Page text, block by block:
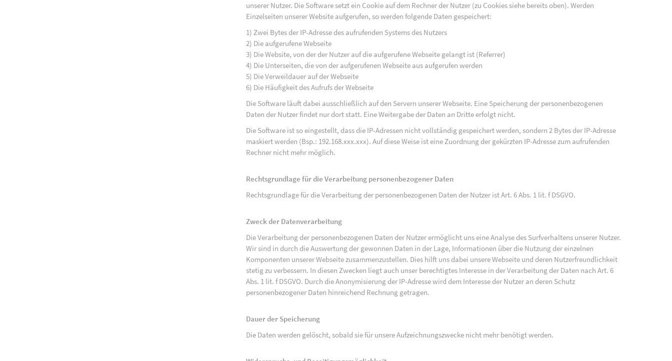
unserer Nutzer. Die Software setzt ein Cookie auf dem Rechner der Nutzer (zu Cookies siehe bereits oben). Werden
Einzelseiten unserer Website aufgerufen, so werden folgende Daten gespeichert:
1) Zwei Bytes der IP-Adresse des aufrufenden Systems des Nutzers
2) Die aufgerufene Webseite
3) Die Website, von der der Nutzer auf die aufgerufene Webseite gelangt ist (Referrer)
4) Die Unterseiten, die von der aufgerufenen Webseite aus aufgerufen werden
5) Die Verweildauer auf der Webseite
6) Die Häufigkeit des Aufrufs der Webseite
Die Software läuft dabei ausschließlich auf den Servern unserer Webseite. Eine Speicherung der personenbezogenen
Daten der Nutzer findet nur dort statt. Eine Weitergabe der Daten an Dritte erfolgt nicht.
Die Software ist so eingestellt, dass die IP-Adressen nicht vollständig gespeichert werden, sondern 2 Bytes der IP-Adresse
maskiert werden (Bsp.: 192.168.xxx.xxx). Auf diese Weise ist eine Zuordnung der gekürzten IP-Adresse zum aufrufenden
Rechner nicht mehr möglich.
Rechtsgrundlage für die Verarbeitung personenbezogener Daten
Rechtsgrundlage für die Verarbeitung der personenbezogenen Daten der Nutzer ist Art. 6 Abs. 1 lit. f DSGVO.
Zweck der Datenverarbeitung
Die Verarbeitung der personenbezogenen Daten der Nutzer ermöglicht uns eine Analyse des Surfverhaltens unserer Nutzer.
Wir sind in durch die Auswertung der gewonnen Daten in der Lage, Informationen über die Nutzung der einzelnen
Komponenten unserer Webseite zusammenzustellen. Dies hilft uns dabei unsere Webseite und deren Nutzerfreundlichkeit
stetig zu verbessern. In diesen Zwecken liegt auch unser berechtigtes Interesse in der Verarbeitung der Daten nach Art. 6
Abs. 1 lit. f DSGVO. Durch die Anonymisierung der IP-Adresse wird dem Interesse der Nutzer an deren Schutz
personenbezogener Daten hinreichend Rechnung getragen.
Dauer der Speicherung
Die Daten werden gelöscht, sobald sie für unsere Aufzeichnungszwecke nicht mehr benötigt werden.